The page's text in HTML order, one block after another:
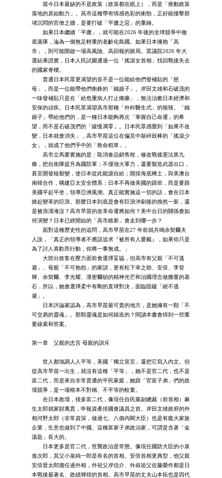
當今日本最缺的不是政策（政策都在紙上），而是「推動政策
落地的原始動力」。高市這種帶有情感色彩的衝勁，正好能撞擊那
堵沉悶的官僚之牆，是要打破「平庸之惡」的重錘。
如果日本繼續「平庸」，就可能在2026 年後的全球競爭中徹
底落隊，淪為一個無足輕重的老齡化島國。如果日本擁抱「高
市」，則可能開啟一場高風險、高回報的賭局。眾議院2026 年大
選結果證實，日本人民試圖通過一位「搖滾女首相」找回戰後失去
的國家脊樑。
普通日本民眾更渴望的並不是一位能給他們發補貼的「慈
母」，而是一位能帶他們衝鋒的「鐵娘子」。岸田文雄和石破茂的
一味發補貼只是在「給危重病人打止痛藥」，無法治癒日本經濟和
安保的頑疾。日本民眾渴望高市那種「外科醫生式」的狠辣。「鐵
娘子」帶給他們的，是一種日本能夠再次「掌握自己命運」的希
望，而不是石破茂們的「緩慢凋零」。日本民眾感覺到「如果不改
變，日本就會消失」，高市早苗這位在偏見中敲碎鼓棒的「搖滾少
女」，就成了他們手中的「救命稻草」。
高市立馬要實施的是：取消食品銷售稅，修改戰後憲法第九
條，把自衛隊提升為國防軍；不僅強大軍力，還要製造武器出口，
甚至開發核裂變，使日本從此能源自給；開採海底稀土，與美澳台
南韓合作，構建亞太安全體系；日本不再做美國的跟班，而是要跟
美國平起平坐，領導亞洲風潮。真正能實施這一切的話，會在日本
掀起變革的巨浪。那麼日本到底是會有巨浪沖刷後的煥然一新，還
是被浪濤淹沒？高市早苗的改革命運將如何？美中台日的關係會如
何演變？日本已經開始的「高市維新」會走到哪一步？
面對這種歷史性的追問，高市早苗在27 年前就共鳴佘契爾夫
人說，「真正的領導者不應該追求『被所有人愛戴』，如果你只是
為了討人喜歡而行動，你將一事無成。」
大部分政客在壓力面前會選擇妥協，但高市有父親「不可逃
避」、母親「不可抱怨」的家訓，更有松下幸之助、安倍、李登
輝、佘契爾、李光耀、漢密爾頓的精神光芒和治國理念做膽量的基
石，所以，她會選擇柔中有剛的直球對決，面臨阻礙「絕不逃
避」。
日本評論家認為，高市早苗最可貴的地方，是她擁有一顆「不
可交易的靈魂」。那顆靈魂是如何鑄造的？閱讀本書會得到一些重
要線索和答案。
第一章 父親的忠言 母親的訓斥
世人都強調人人平等，美國「獨立宣言」還把它寫入內文。但
從高市早苗一出生，就沒有這種「平等」，她不是官二代，也不是
富二代，而是來自非常普通的平民家庭，她跟「官富子弟」們的政
壇競爭，是一場根本不對稱、不平等的較量。
在日本政壇，很多富二代，像現任自民黨副總裁（前首相）麻
生太郎就家財萬貫，申報資產排國會議員之首。岸田文雄政府的外
相河野太郎（非常資深，做過七、八個內閣大臣）也是有龐大家族
企業，生意也做到了中國。這種富家子弟政治家，可謂是含著「金
湯匙」長大的。
日本更多是官二代，世襲政治是常態。像現任國防大臣的小泉
進次郎，其父小泉純一郎是有名的首相。安倍首相更典型，他父親
安倍晉太郎擔任過外相，外祖父岸信介、外叔祖父佐藤榮作都是日
本戰後最著名、政績輝煌的首相。高市早苗的丈夫山本拓也是四代